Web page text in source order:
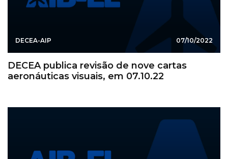
DECEA-AIP 07/10/2022
DECEA publica revisão de nove cartas
aeronáuticas visuais, em 07.10.22